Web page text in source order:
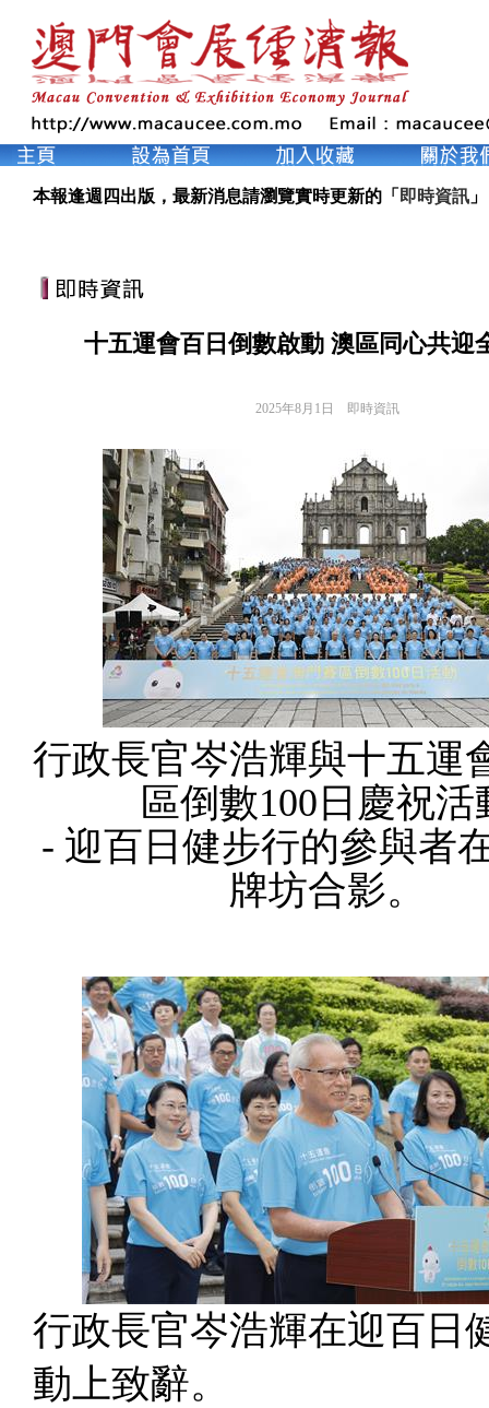
本報逢週四出版，最新消息請瀏覽實時更新的「 即時資訊 」
十五運會百日倒數啟動 澳區同心共迎
2025年8月1日 即時資訊
行政長官岑浩輝與十五運
區倒數100日慶祝活
- 迎百日健步行的參與者
牌坊合影。
行政長官岑浩輝在迎百日
動上致辭。